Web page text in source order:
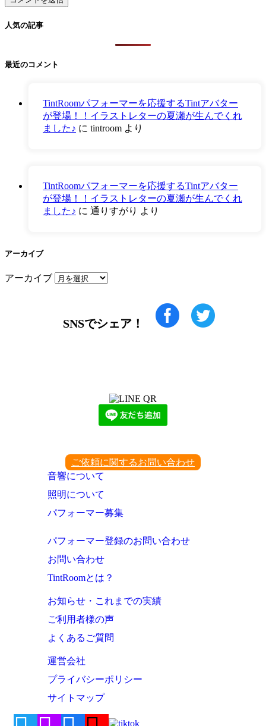
人気の記事
最近のコメント
TintRoomパフォーマーを応援するTintアバター
が登場！！イラストレターの夏瀬が生んでくれ
ました♪ に tintroom より
TintRoomパフォーマーを応援するTintアバター
が登場！！イラストレターの夏瀬が生んでくれ
ました♪ に 通りすがり より
アーカイブ
アーカイブ
SNSでシェア！
ご依頼に関するお問い合わせ
音響について
照明について
パフォーマー募集
パフォーマー登録のお問い合わせ
お問い合わせ
TintRoomとは？
お知らせ・これまでの実績
ご利用者様の声
よくあるご質問
運営会社
プライバシーポリシー
サイトマップ